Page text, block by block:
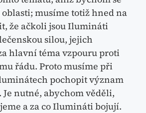
musíme totiž hned na
že ačkoli jsou Ilumináti
silou, jejich
hlavní téma vzpouru proti
řádu. Proto musíme při
pochopit význam
Je nutné, abychom věděli,
a za co Ilumináti bojují.